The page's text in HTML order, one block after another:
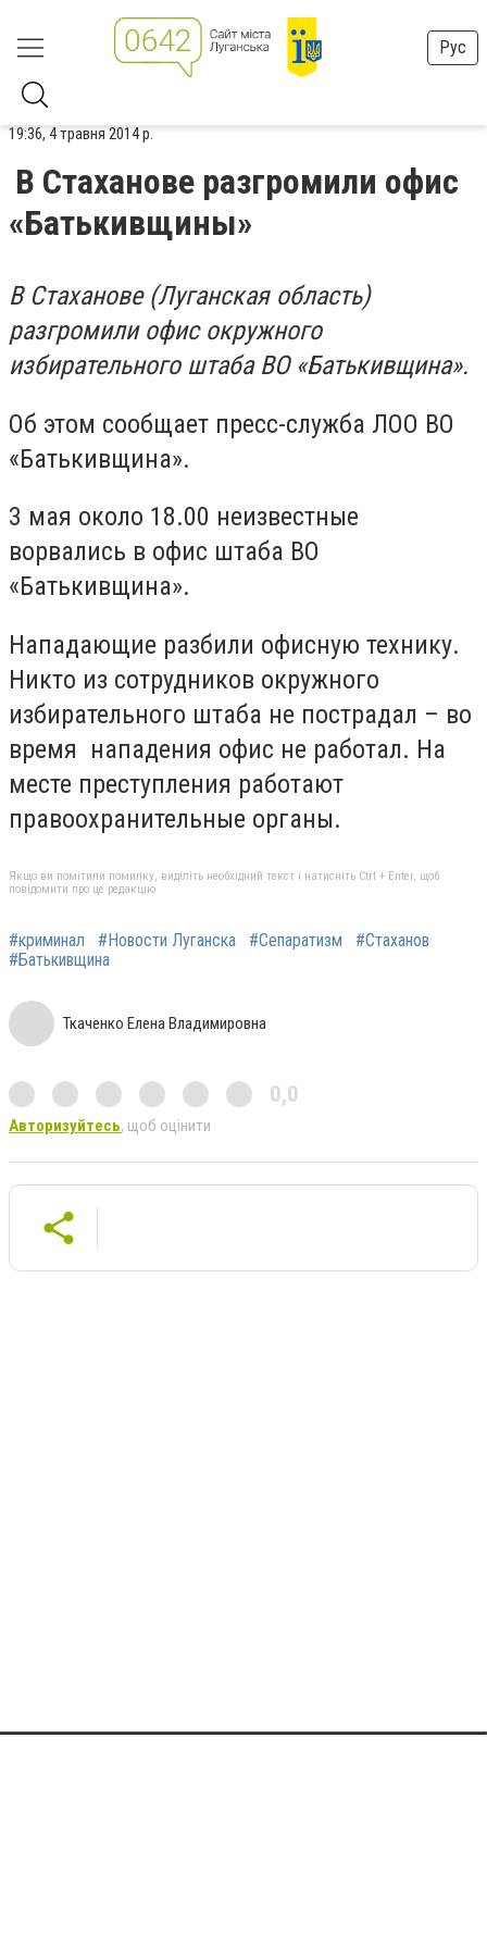
Рус
19:36, 4 травня 2014 р.
В Стаханове разгромили офис
«Батькивщины»
В Стаханове (Луганская область)
разгромили офис окружного
избирательного штаба ВО «Батькивщина».
Об этом сообщает пресс-служба ЛОО ВО
«Батькивщина».
3 мая около 18.00 неизвестные
ворвались в офис штаба ВО
«Батькивщина».
Нападающие разбили офисную технику.
Никто из сотрудников окружного
избирательного штаба не пострадал – во
время нападения офис не работал. На
месте преступления работают
правоохранительные органы.
Якщо ви помітили помилку, виділіть необхідний текст і натисніть Ctrl + Enter, щоб
повідомити про це редакцію
#криминал #Новости Луганска #Сепаратизм
#Стаханов
#Батькивщина
Ткаченко Елена Владимировна
0,0
Авторизуйтесь, щоб оцінити